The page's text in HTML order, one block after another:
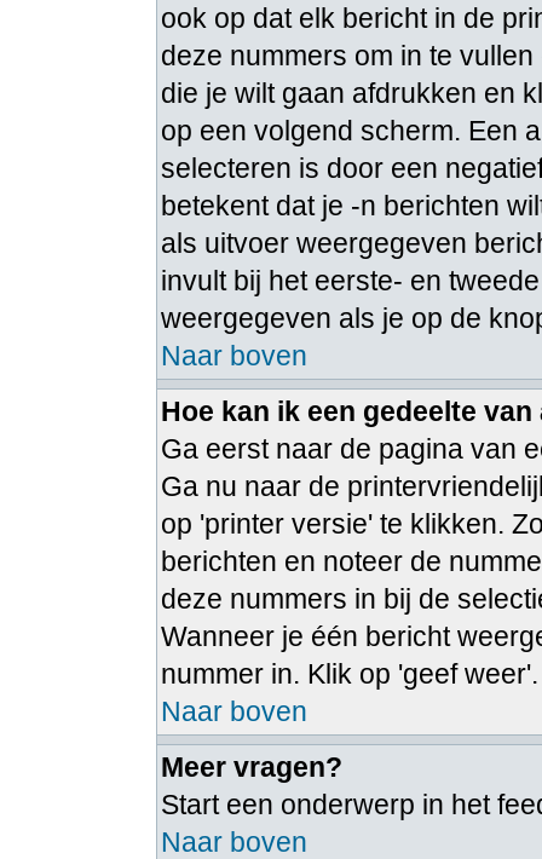
ook op dat elk bericht in de
deze nummers om in te
die je wilt gaan afdrukken en
op een volgend scherm. Een
selecteren is door een
betekent dat je -n berichten
als uitvoer weergegeven
invult bij het eerste- en
weergegeven als je op de
Naar boven
Hoe kan ik een gedeelte
Ga eerst naar de pagina van
Ga nu naar de
op 'printer versie' te klikken.
berichten en noteer de
deze nummers in bij de
Wanneer je één bericht
nummer in. Klik op 'geef weer'.
Naar boven
Meer vragen?
Start een onderwerp in het
Naar boven